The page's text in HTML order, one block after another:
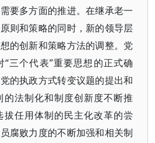
要多方面的推进。在继承老一
则和策略的同时，新的领导层
的创新和策略方法的调整。党
三个代表”重要思想的正式确
的执政方式转变议题的提出和
法制化和制度创新度不断推
任用体制的民主化改革的尝
腐败力度的不断加强和相关制